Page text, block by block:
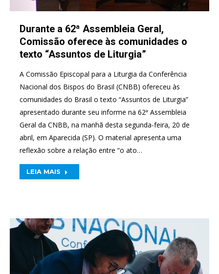
Durante a 62ª Assembleia Geral,
Comissão oferece às comunidades o
texto “Assuntos de Liturgia”
A Comissão Episcopal para a Liturgia da Conferência
Nacional dos Bispos do Brasil (CNBB) ofereceu às
comunidades do Brasil o texto “Assuntos de Liturgia”
apresentado durante seu informe na 62ª Assembleia
Geral da CNBB, na manhã desta segunda-feira, 20 de
abril, em Aparecida (SP). O material apresenta uma
reflexão sobre a relação entre “o ato…
LEIA MAIS